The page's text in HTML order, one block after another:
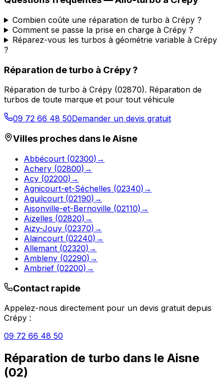
Combien coûte une réparation de turbo à Crépy ?
Comment se passe la prise en charge à Crépy ?
Réparez-vous les turbos à géométrie variable à Crépy
?
Réparation de turbo à Crépy?
Réparation de turbo à Crépy (02870). Réparation de
turbos de toute marque et pour tout véhicule
09 72 66 48 50Demander un devis gratuit
Villes proches dans leAisne
Abbécourt (02300) →
Achery (02800) →
Acy (02200) →
Agnicourt-et-Séchelles (02340) →
Aguilcourt (02190) →
Aisonville-et-Bernoville (02110) →
Aizelles (02820) →
Aizy-Jouy (02370) →
Alaincourt (02240) →
Allemant (02320) →
Ambleny (02290) →
Ambrief (02200) →
Contact rapide
Appelez-nous directement pour un devis gratuit depuis
Crépy :
09 72 66 48 50
Réparation de turbo dans le Aisne
(02)